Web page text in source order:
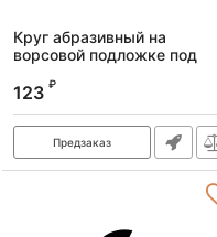
Круг абразивный на
ворсовой подложке под
шт.// Сибртех
Артикул: 738457
123 ₽
Предзаказ